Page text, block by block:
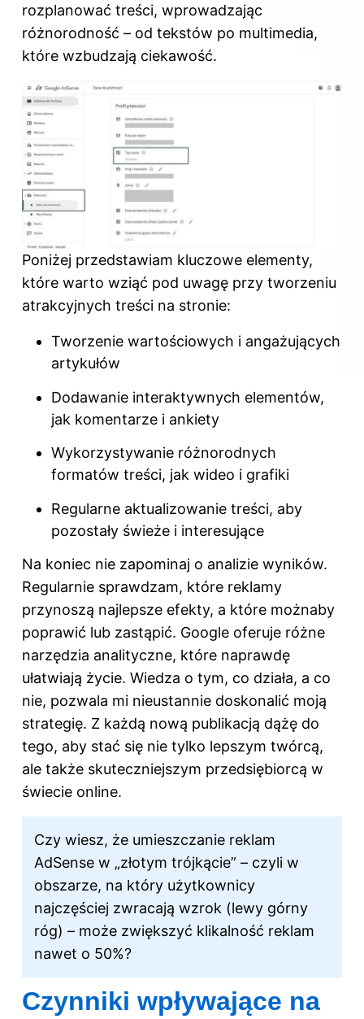
rozplanować treści, wprowadzając
różnorodność – od tekstów po multimedia,
które wzbudzają ciekawość.
Poniżej przedstawiam kluczowe elementy,
które warto wziąć pod uwagę przy tworzeniu
atrakcyjnych treści na stronie:
Tworzenie wartościowych i angażujących
artykułów
Dodawanie interaktywnych elementów,
jak komentarze i ankiety
Wykorzystywanie różnorodnych
formatów treści, jak wideo i grafiki
Regularne aktualizowanie treści, aby
pozostały świeże i interesujące
Na koniec nie zapominaj o analizie wyników.
Regularnie sprawdzam, które reklamy
przynoszą najlepsze efekty, a które możnaby
poprawić lub zastąpić. Google oferuje różne
narzędzia analityczne, które naprawdę
ułatwiają życie. Wiedza o tym, co działa, a co
nie, pozwala mi nieustannie doskonalić moją
strategię. Z każdą nową publikacją dążę do
tego, aby stać się nie tylko lepszym twórcą,
ale także skuteczniejszym przedsiębiorcą w
świecie online.
Czy wiesz, że umieszczanie reklam
AdSense w „złotym trójkącie” – czyli w
obszarze, na który użytkownicy
najczęściej zwracają wzrok (lewy górny
róg) – może zwiększyć klikalność reklam
nawet o 50%?
Czynniki wpływające na